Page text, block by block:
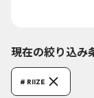
現在の絞り込み
# RIIZE